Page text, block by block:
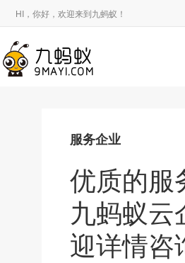
HI，你好，欢迎来到九蚂蚁！
服务企业
优质的服
九蚂蚁
迎详情咨